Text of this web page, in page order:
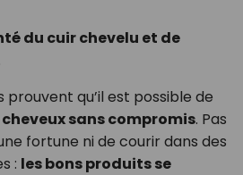
du cuir chevelu et de
qu’il est possible de
sans compromis. Pas
fortune ni de courir dans des
: les bons produits se